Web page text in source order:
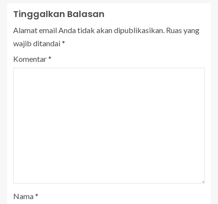
Tinggalkan Balasan
Alamat email Anda tidak akan dipublikasikan. Ruas yang
wajib ditandai*
Komentar*
Nama*